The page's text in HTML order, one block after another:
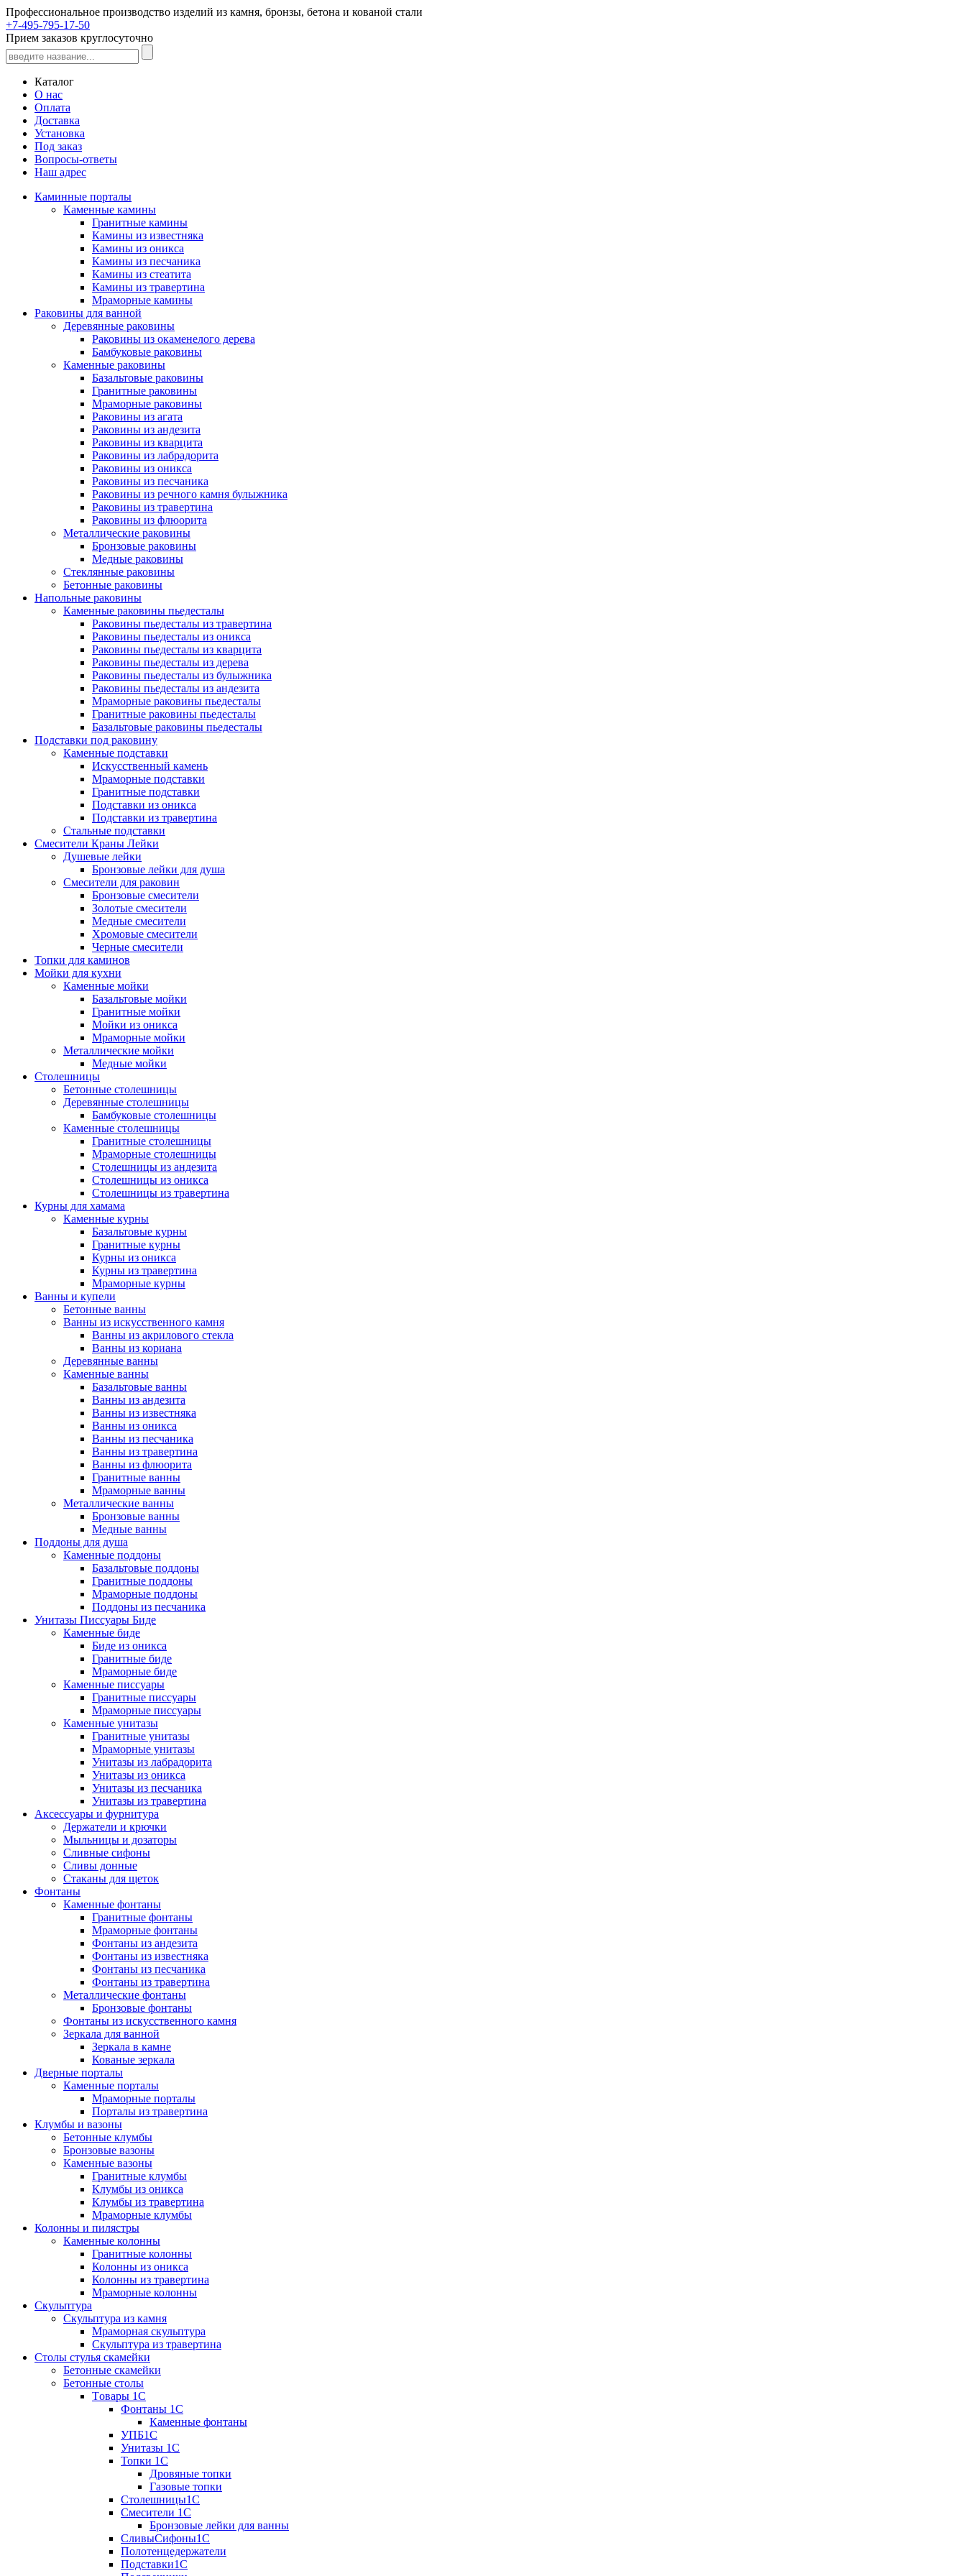
Профессиональное производство изделий из камня, бронзы, бетона и кованой стали
+7-495-795-17-50
Прием заказов круглосуточно
Каталог
О нас
Оплата
Доставка
Установка
Под заказ
Вопросы-ответы
Наш адрес
Каминные порталы
Каменные камины
Гранитные камины
Камины из известняка
Камины из оникса
Камины из песчаника
Камины из стеатита
Камины из травертина
Мраморные камины
Раковины для ванной
Деревянные раковины
Раковины из окаменелого дерева
Бамбуковые раковины
Каменные раковины
Базальтовые раковины
Гранитные раковины
Мраморные раковины
Раковины из агата
Раковины из андезита
Раковины из кварцита
Раковины из лабрадорита
Раковины из оникса
Раковины из песчаника
Раковины из речного камня булыжника
Раковины из травертина
Раковины из флюорита
Металлические раковины
Бронзовые раковины
Медные раковины
Стеклянные раковины
Бетонные раковины
Напольные раковины
Каменные раковины пьедесталы
Раковины пьедесталы из травертина
Раковины пьедесталы из оникса
Раковины пьедесталы из кварцита
Раковины пьедесталы из дерева
Раковины пьедесталы из булыжника
Раковины пьедесталы из андезита
Мраморные раковины пьедесталы
Гранитные раковины пьедесталы
Базальтовые раковины пьедесталы
Подставки под раковину
Каменные подставки
Искусственный камень
Мраморные подставки
Гранитные подставки
Подставки из оникса
Подставки из травертина
Стальные подставки
Смесители Краны Лейки
Душевые лейки
Бронзовые лейки для душа
Смесители для раковин
Бронзовые смесители
Золотые смесители
Медные смесители
Хромовые смесители
Черные смесители
Топки для каминов
Мойки для кухни
Каменные мойки
Базальтовые мойки
Гранитные мойки
Мойки из оникса
Мраморные мойки
Металлические мойки
Медные мойки
Столешницы
Бетонные столешницы
Деревянные столешницы
Бамбуковые столешницы
Каменные столешницы
Гранитные столешницы
Мраморные столешницы
Столешницы из андезита
Столешницы из оникса
Столешницы из травертина
Курны для хамама
Каменные курны
Базальтовые курны
Гранитные курны
Курны из оникса
Курны из травертина
Мраморные курны
Ванны и купели
Бетонные ванны
Ванны из искусственного камня
Ванны из акрилового стекла
Ванны из кориана
Деревянные ванны
Каменные ванны
Базальтовые ванны
Ванны из андезита
Ванны из известняка
Ванны из оникса
Ванны из песчаника
Ванны из травертина
Ванны из флюорита
Гранитные ванны
Мраморные ванны
Металлические ванны
Бронзовые ванны
Медные ванны
Поддоны для душа
Каменные поддоны
Базальтовые поддоны
Гранитные поддоны
Мраморные поддоны
Поддоны из песчаника
Унитазы Писсуары Биде
Каменные биде
Биде из оникса
Гранитные биде
Мраморные биде
Каменные писсуары
Гранитные писсуары
Мраморные писсуары
Каменные унитазы
Гранитные унитазы
Мраморные унитазы
Унитазы из лабрадорита
Унитазы из оникса
Унитазы из песчаника
Унитазы из травертина
Аксессуары и фурнитура
Держатели и крючки
Мыльницы и дозаторы
Сливные сифоны
Сливы донные
Стаканы для щеток
Фонтаны
Каменные фонтаны
Гранитные фонтаны
Мраморные фонтаны
Фонтаны из андезита
Фонтаны из известняка
Фонтаны из песчаника
Фонтаны из травертина
Металлические фонтаны
Бронзовые фонтаны
Фонтаны из искусственного камня
Зеркала для ванной
Зеркала в камне
Кованые зеркала
Дверные порталы
Каменные порталы
Мраморные порталы
Порталы из травертина
Клумбы и вазоны
Бетонные клумбы
Бронзовые вазоны
Каменные вазоны
Гранитные клумбы
Клумбы из оникса
Клумбы из травертина
Мраморные клумбы
Колонны и пилястры
Каменные колонны
Гранитные колонны
Колонны из оникса
Колонны из травертина
Мраморные колонны
Скульптура
Скульптура из камня
Мраморная скульптура
Скульптура из травертина
Столы стулья скамейки
Бетонные скамейки
Бетонные столы
Tовары 1C
Фонтаны 1C
Каменные фонтаны
УПБ1С
Унитазы 1С
Топки 1С
Дровяные топки
Газовые топки
Столешницы1С
Смесители 1С
Бронзовые лейки для ванны
СливыСифоны1С
Полотенцедержатели
Подставки1С